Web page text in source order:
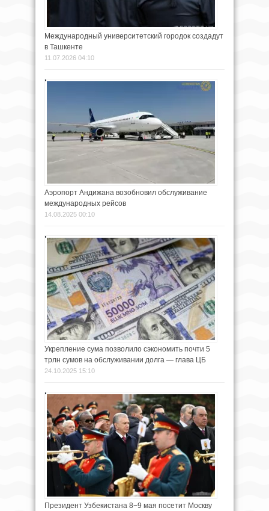
Международный университетский городок создадут
в Ташкенте
11.07.2026 04:10
Аэропорт Андижана возобновил обслуживание
международных рейсов
14.08.2025 00:10
Укрепление сума позволило сэкономить почти 5
трлн сумов на обслуживании долга — глава ЦБ
24.10.2025 15:10
Президент Узбекистана 8−9 мая посетит Москву